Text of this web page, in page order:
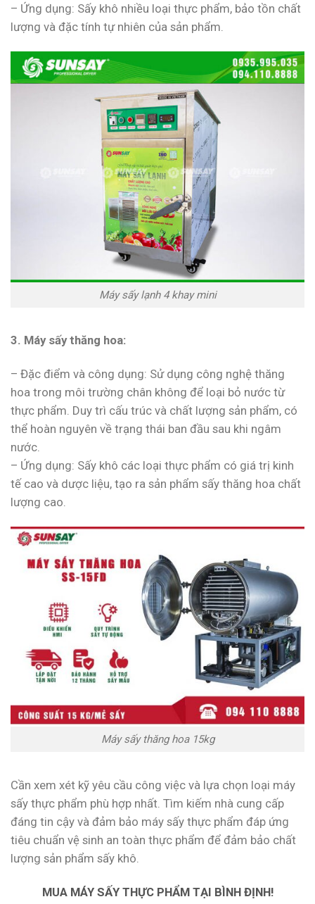
– Ứng dụng: Sấy khô nhiều loại thực phẩm, bảo tồn chất
lượng và đặc tính tự nhiên của sản phẩm.
Máy sấy lạnh 4 khay mini
3. Máy sấy thăng hoa:
– Đặc điểm và công dụng: Sử dụng công nghệ thăng
hoa trong môi trường chân không để loại bỏ nước từ
thực phẩm. Duy trì cấu trúc và chất lượng sản phẩm, có
thể hoàn nguyên về trạng thái ban đầu sau khi ngâm
nước.
– Ứng dụng: Sấy khô các loại thực phẩm có giá trị kinh
tế cao và dược liệu, tạo ra sản phẩm sấy thăng hoa chất
lượng cao.
Máy sấy thăng hoa 15kg
Cần xem xét kỹ yêu cầu công việc và lựa chọn loại máy
sấy thực phẩm phù hợp nhất. Tìm kiếm nhà cung cấp
đáng tin cậy và đảm bảo máy sấy thực phẩm đáp ứng
tiêu chuẩn vệ sinh an toàn thực phẩm để đảm bảo chất
lượng sản phẩm sấy khô.
MUA MÁY SẤY THỰC PHẨM TẠI BÌNH ĐỊNH!